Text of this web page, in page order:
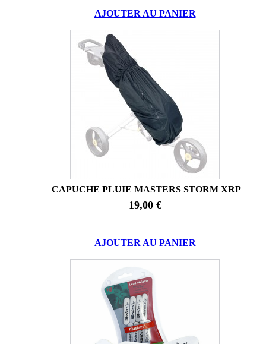
AJOUTER AU PANIER
CAPUCHE PLUIE MASTERS STORM XRP
19,00 €
AJOUTER AU PANIER